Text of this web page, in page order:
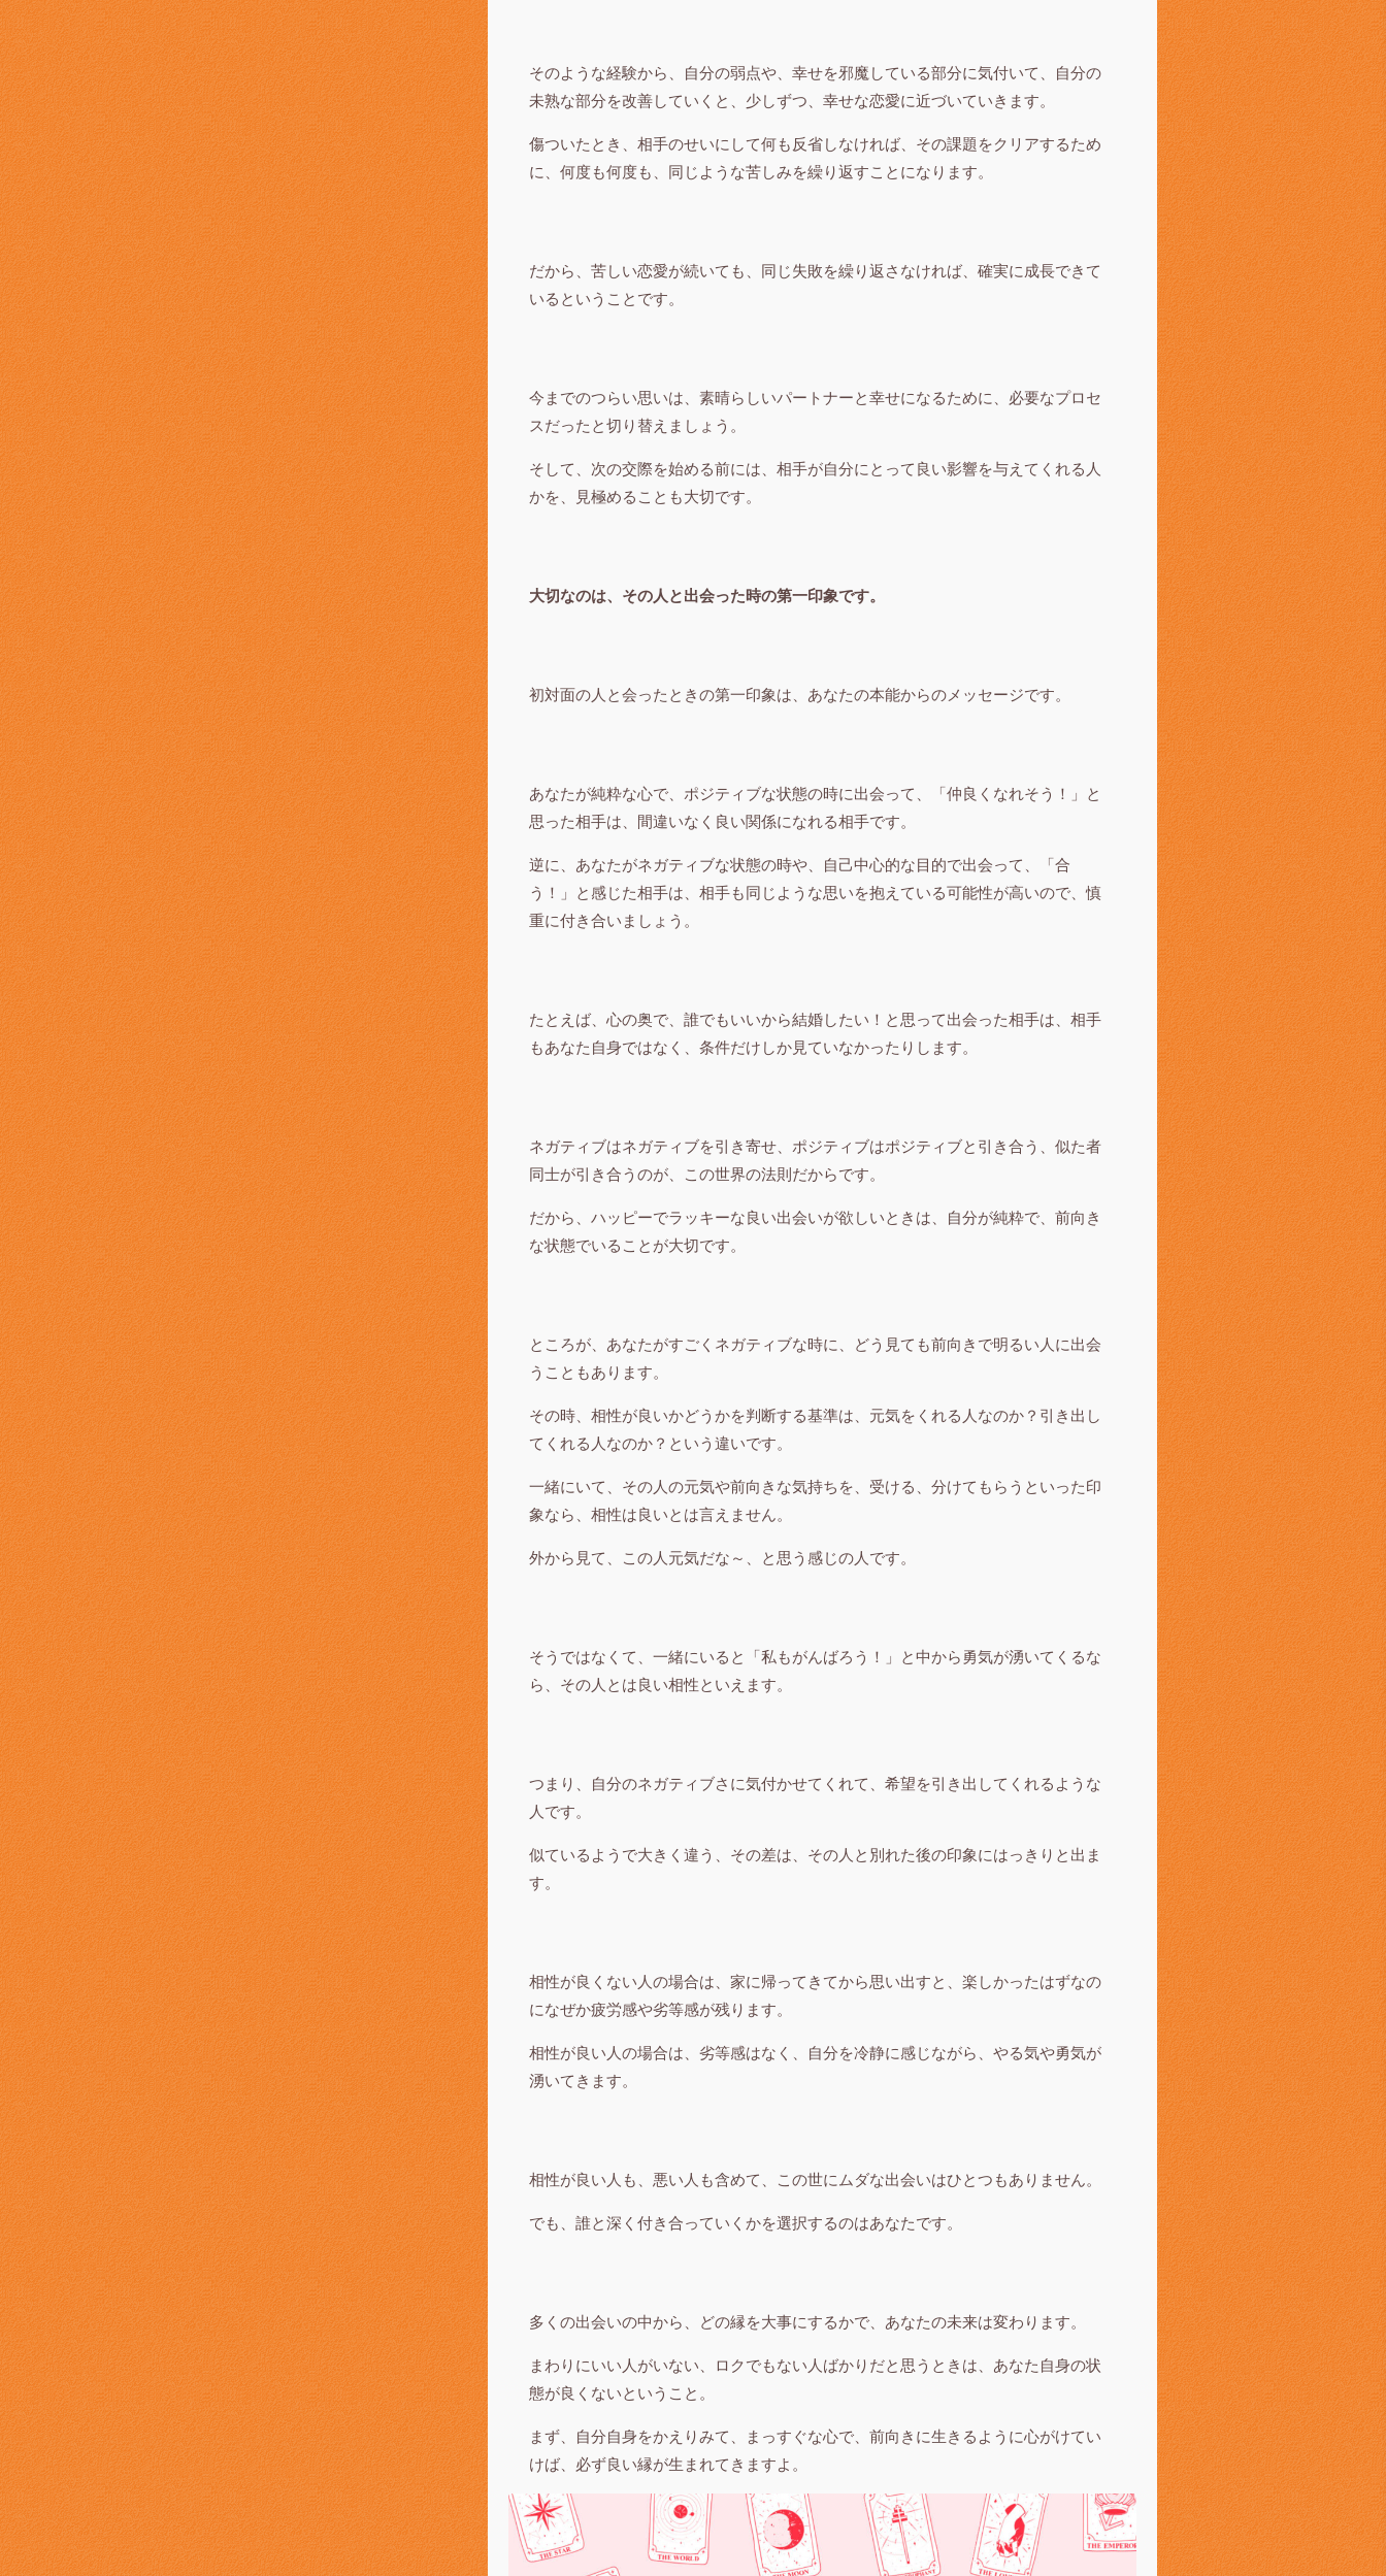
そのような経験から、自分の弱点や、幸せを邪魔している部分に気付いて、自分の
未熟な部分を改善していくと、少しずつ、幸せな恋愛に近づいていきます。
傷ついたとき、相手のせいにして何も反省しなければ、その課題をクリアするため
に、何度も何度も、同じような苦しみを繰り返すことになります。
だから、苦しい恋愛が続いても、同じ失敗を繰り返さなければ、確実に成長できて
いるということです。
今までのつらい思いは、素晴らしいパートナーと幸せになるために、必要なプロセ
スだったと切り替えましょう。
そして、次の交際を始める前には、相手が自分にとって良い影響を与えてくれる人
かを、見極めることも大切です。
大切なのは、その人と出会った時の第一印象です。
初対面の人と会ったときの第一印象は、あなたの本能からのメッセージです。
あなたが純粋な心で、ポジティブな状態の時に出会って、「仲良くなれそう！」と
思った相手は、間違いなく良い関係になれる相手です。
逆に、あなたがネガティブな状態の時や、自己中心的な目的で出会って、「合
う！」と感じた相手は、相手も同じような思いを抱えている可能性が高いので、慎
重に付き合いましょう。
たとえば、心の奥で、誰でもいいから結婚したい！と思って出会った相手は、相手
もあなた自身ではなく、条件だけしか見ていなかったりします。
ネガティブはネガティブを引き寄せ、ポジティブはポジティブと引き合う、似た者
同士が引き合うのが、この世界の法則だからです。
だから、ハッピーでラッキーな良い出会いが欲しいときは、自分が純粋で、前向き
な状態でいることが大切です。
ところが、あなたがすごくネガティブな時に、どう見ても前向きで明るい人に出会
うこともあります。
その時、相性が良いかどうかを判断する基準は、元気をくれる人なのか？引き出し
てくれる人なのか？という違いです。
一緒にいて、その人の元気や前向きな気持ちを、受ける、分けてもらうといった印
象なら、相性は良いとは言えません。
外から見て、この人元気だな～、と思う感じの人です。
そうではなくて、一緒にいると「私もがんばろう！」と中から勇気が湧いてくるな
ら、その人とは良い相性といえます。
つまり、自分のネガティブさに気付かせてくれて、希望を引き出してくれるような
人です。
似ているようで大きく違う、その差は、その人と別れた後の印象にはっきりと出ま
す。
相性が良くない人の場合は、家に帰ってきてから思い出すと、楽しかったはずなの
になぜか疲労感や劣等感が残ります。
相性が良い人の場合は、劣等感はなく、自分を冷静に感じながら、やる気や勇気が
湧いてきます。
相性が良い人も、悪い人も含めて、この世にムダな出会いはひとつもありません。
でも、誰と深く付き合っていくかを選択するのはあなたです。
多くの出会いの中から、どの縁を大事にするかで、あなたの未来は変わります。
まわりにいい人がいない、ロクでもない人ばかりだと思うときは、あなた自身の状
態が良くないということ。
まず、自分自身をかえりみて、まっすぐな心で、前向きに生きるように心がけてい
けば、必ず良い縁が生まれてきますよ。